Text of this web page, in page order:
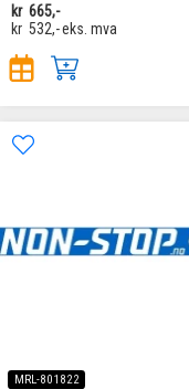
kr 665,-
kr 532,-eks. mva
MRL-801822